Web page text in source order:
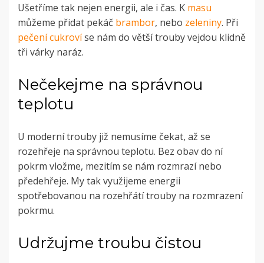
Ušetříme tak nejen energii, ale i čas. K masu
můžeme přidat pekáč brambor, nebo zeleniny. Při
pečení cukrovíse nám do větší trouby vejdou klidně
tři várky naráz.
Nečekejme na správnou
teplotu
U moderní trouby již nemusíme čekat, až se
rozehřeje na správnou teplotu. Bez obav do ní
pokrm vložme, mezitím se nám rozmrazí nebo
předehřeje. My tak využijeme energii
spotřebovanou na rozehřátí trouby na rozmrazení
pokrmu.
Udržujme troubu čistou